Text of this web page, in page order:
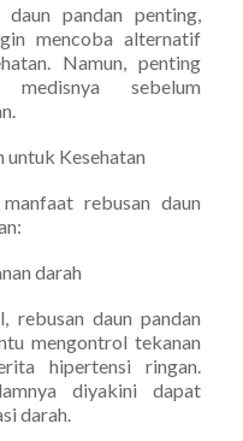
pandan penting,
mencoba alternatif
Namun, penting
sebelum
untuk Kesehatan
rebusan daun
darah
rebusan daun pandan
mengontrol tekanan
hipertensi ringan.
diyakini dapat
darah.